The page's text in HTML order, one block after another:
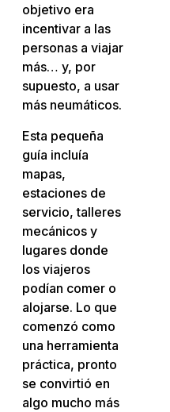
objetivo era
incentivar a las
personas a viajar
más… y, por
supuesto, a usar
más neumáticos.
Esta pequeña
guía incluía
mapas,
estaciones de
servicio, talleres
mecánicos y
lugares donde
los viajeros
podían comer o
alojarse. Lo que
comenzó como
una herramienta
práctica, pronto
se convirtió en
algo mucho más